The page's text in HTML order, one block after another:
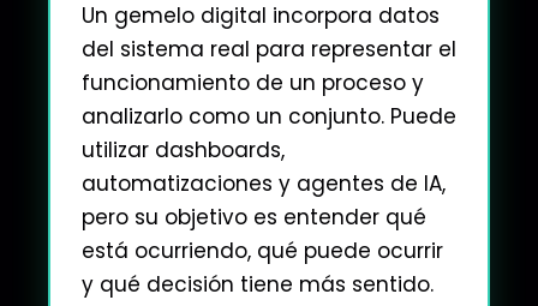
Un gemelo digital incorpora datos
del sistema real para representar el
funcionamiento de un proceso y
analizarlo como un conjunto. Puede
utilizar dashboards,
automatizaciones y agentes de IA,
pero su objetivo es entender qué
está ocurriendo, qué puede ocurrir
y qué decisión tiene más sentido.